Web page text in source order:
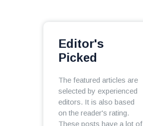
Editor's
Picked
The featured articles are
selected by experienced
editors. It is also based
on the reader's rating.
These posts have a lot of
സഹതാപമല്ല വേണ്ടത്,
ശാശ്വത പരിഹാരം!
കുട്ടനാടിനെ ഇനിയും
06 August